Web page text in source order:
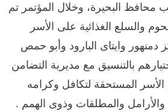
محافظ البحيرة، وخلال المؤتمر تم
والسلع الغذائية على الأسر
دمنهور وايتاى البارود وأبو حمص
بالتنسيق مع مديرية التضامن
الأسر المستحقة لتكافل وكرامه
والأرامل والمطلقات وذوى الهمم .